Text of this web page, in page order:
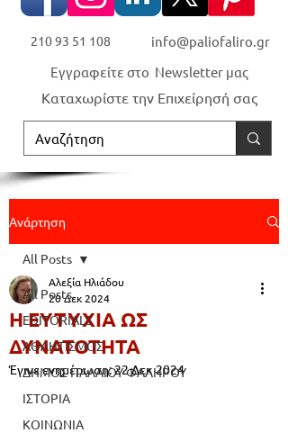
210 93 51 108 info@paliofaliro.gr
Καταχωρίστε την Επιχείρησή σας
Εγγραφείτε στο Newsletter μας
Ανάρτηση
All Posts
EDITORIALS
ΑΘΛΗΤΙΣΜΟΣ
ΔΗΜΟΣ ΠΑΛΑΙΟΥ ΦΑΛΗΡΟΥ
ΙΣΤΟΡΙΑ
ΚΟΙΝΩΝΙΑ
All Posts
Η ΕΥΤΥΧΙΑ ΩΣ
ΔΥΝΑΤΟΤΗΤΑ
Αλεξία Ηλιάδου
20 Δεκ 2024
Έγινε ενημέρωση:22 Δεκ 2024